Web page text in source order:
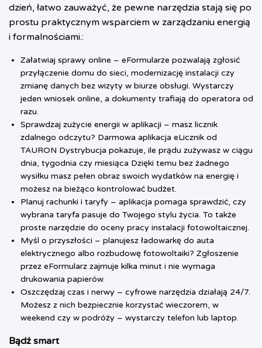
dzień, łatwo zauważyć, że pewne narzędzia stają się po
prostu praktycznym wsparciem w zarządzaniu energią
i formalnościami.:
Załatwiaj sprawy online – eFormularze pozwalają zgłosić
przyłączenie domu do sieci, modernizację instalacji czy
zmianę danych bez wizyty w biurze obsługi. Wystarczy
jeden wniosek online, a dokumenty trafiają do operatora od
razu.
Sprawdzaj zużycie energii w aplikacji – masz licznik
zdalnego odczytu? Darmowa aplikacja eLicznik od
TAURON Dystrybucja pokazuje, ile prądu zużywasz w ciągu
dnia, tygodnia czy miesiąca Dzięki temu bez żadnego
wysiłku masz pełen obraz swoich wydatków na energię i
możesz na bieżąco kontrolować budżet.
Planuj rachunki i taryfy – aplikacja pomaga sprawdzić, czy
wybrana taryfa pasuje do Twojego stylu życia. To także
proste narzędzie do oceny pracy instalacji fotowoltaicznej.
Myśl o przyszłości – planujesz ładowarkę do auta
elektrycznego albo rozbudowę fotowoltaiki? Zgłoszenie
przez eFormularz zajmuje kilka minut i nie wymaga
drukowania papierów.
Oszczędzaj czas i nerwy – cyfrowe narzędzia działają 24/7.
Możesz z nich bezpiecznie korzystać wieczorem, w
weekend czy w podróży – wystarczy telefon lub laptop.
Bądź smart